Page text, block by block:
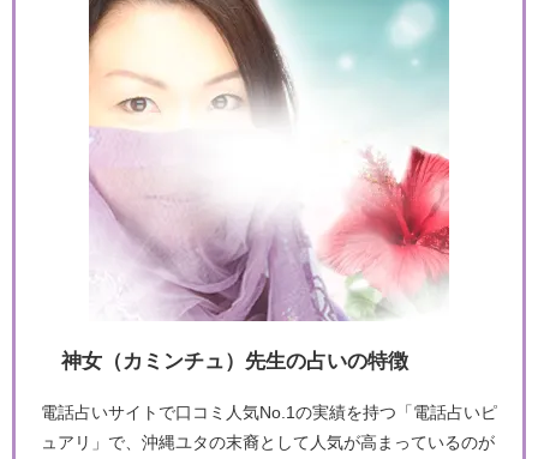
神女（カミンチュ）先生の占いの特徴
電話占いサイトで口コミ人気No.1の実績を持つ「電話占いピ
ュアリ」で、沖縄ユタの末裔として人気が高まっているのが